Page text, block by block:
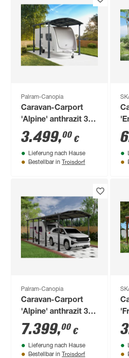
Palram-Canopia
Caravan-Carport
'Alpine' anthrazit 359
x 507 cm
Polycarbonat grau
3.499,00 €
Lieferung nach Hause
Bestellbar in Troisdorf
Palram-Canopia
Caravan-Carport
'Alpine' anthrazit 359
x 1077 cm
Polycarbonat grau
7.399,00 €
Lieferung nach Hause
Bestellbar in Troisdorf